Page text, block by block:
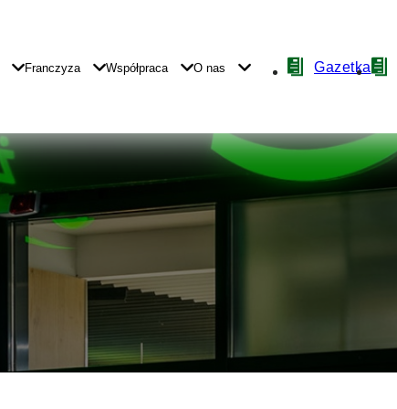
Franczyza Współpraca O nas
NawigacjaGazetka